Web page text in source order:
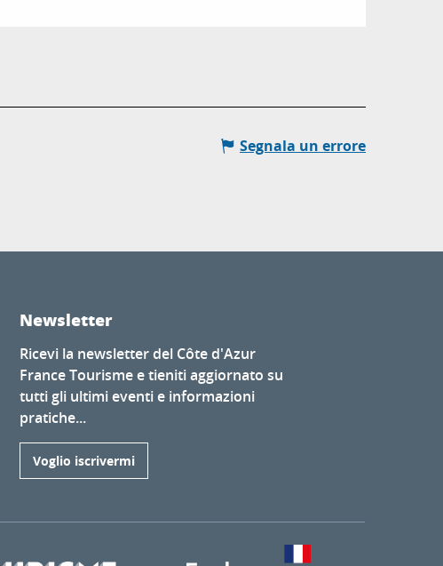
Segnala un errore
Newsletter
Ricevi la newsletter del Côte d'Azur
France Tourisme e tieniti aggiornato su
tutti gli ultimi eventi e informazioni
pratiche...
Voglio iscrivermi